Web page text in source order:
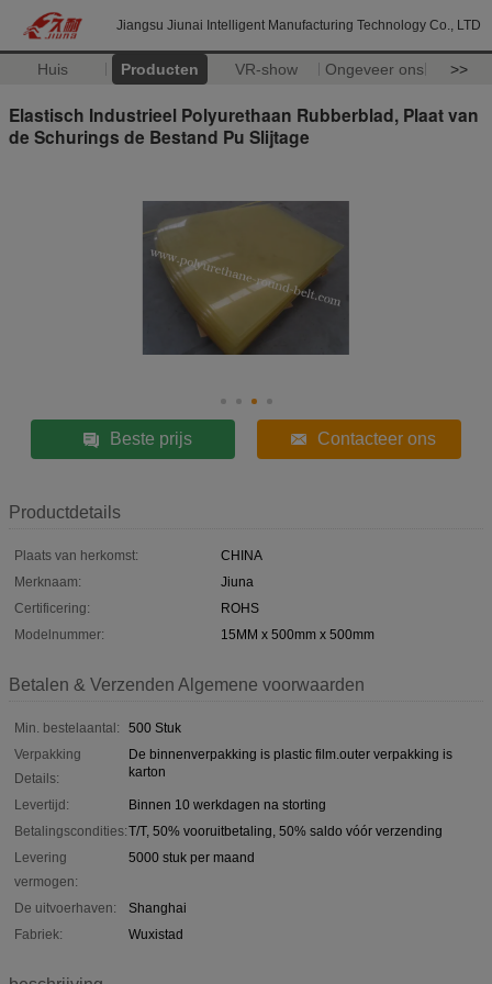
Jiangsu Jiunai Intelligent Manufacturing Technology Co., LTD
Huis Producten VR-show Ongeveer ons >>
Elastisch Industrieel Polyurethaan Rubberblad, Plaat van
de Schurings de Bestand Pu Slijtage
Beste prijs Contacteer ons
Productdetails
Plaats van herkomst:
CHINA
Merknaam:
Jiuna
Certificering:
ROHS
Modelnummer:
15MM x 500mm x 500mm
Betalen & Verzenden Algemene voorwaarden
Min. bestelaantal:
500 Stuk
Verpakking
Details:
De binnenverpakking is plastic film.outer verpakking is
karton
Levertijd:
Binnen 10 werkdagen na storting
Betalingscondities:T/T, 50% vooruitbetaling, 50% saldo vóór verzending
Levering
vermogen:
5000 stuk per maand
De uitvoerhaven:
Shanghai
Fabriek:
Wuxistad